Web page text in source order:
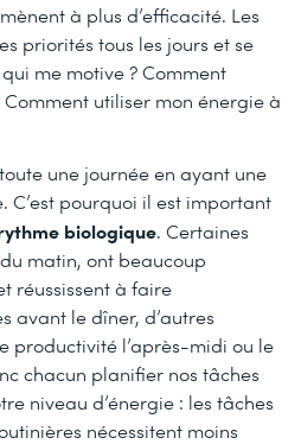
à plus d’efficacité. Les
priorités tous les jours et se
me motive ? Comment
utiliser mon énergie à
une journée en ayant une
C’est pourquoi il est important
biologique. Certaines
matin, ont beaucoup
réussissent à faire
avant le dîner, d’autres
productivité l’après-midi ou le
chacun planifier nos tâches
niveau d’énergie : les tâches
nécessitent moins